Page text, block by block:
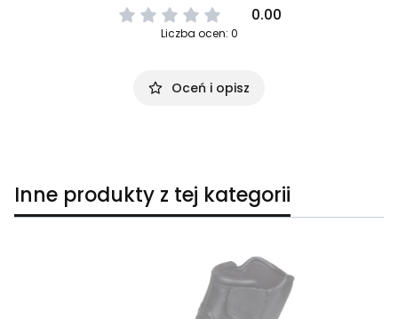
0.00
Liczba ocen: 0
Oceń i opisz
Inne produkty z tej kategorii